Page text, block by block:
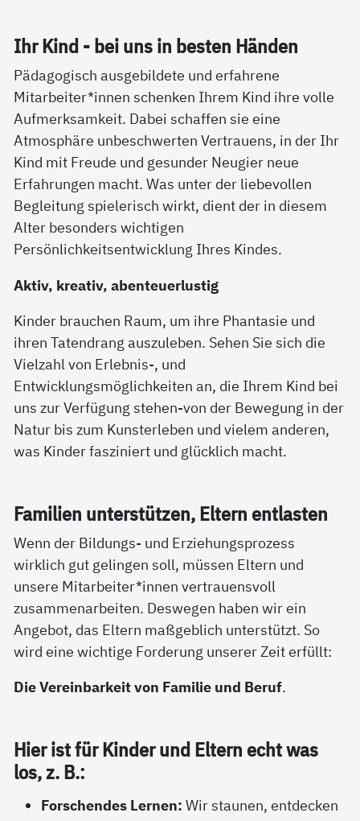
Ihr Kind - bei uns in bes­ten Hän­den
Pädagogisch ausgebildete und erfahrene
Mitarbeiter*innen schenken Ihrem Kind ihre volle
Aufmerksamkeit. Dabei schaffen sie eine
Atmosphäre unbeschwerten Vertrauens, in der Ihr
Kind mit Freude und gesunder Neugier neue
Erfahrungen macht. Was unter der liebevollen
Begleitung spielerisch wirkt, dient der in diesem
Alter besonders wichtigen
Persönlichkeitsentwicklung Ihres Kindes.
Aktiv, kreativ, abenteuerlustig
Kinder brauchen Raum, um ihre Phantasie und
ihren Tatendrang auszuleben. Sehen Sie sich die
Vielzahl von Erlebnis-, und
Entwicklungsmöglichkeiten an, die Ihrem Kind bei
uns zur Verfügung stehen-von der Bewegung in der
Natur bis zum Kunsterleben und vielem anderen,
was Kinder fasziniert und glücklich macht.
Fa­mi­li­en un­ter­stüt­zen, El­tern ent­las­ten
Wenn der Bildungs- und Erziehungsprozess
wirklich gut gelingen soll, müssen Eltern und
unsere Mitarbeiter*innen vertrauensvoll
zusammenarbeiten. Deswegen haben wir ein
Angebot, das Eltern maßgeblich unterstützt. So
wird eine wichtige Forderung unserer Zeit erfüllt:
Die Vereinbarkeit von Familie und Beruf.
Hier ist für Kin­der und El­tern echt was
los, z. B.:
Forschendes Lernen:Wir staunen, entdecken